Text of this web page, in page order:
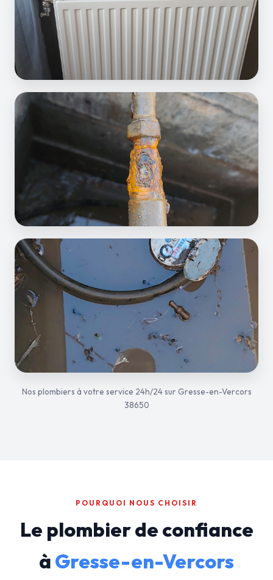
Nos plombiers à votre service 24h/24 sur Gresse-en-Vercors
38650
POURQUOI NOUS CHOISIR
Le plombier de confiance
à Gresse-en-Vercors